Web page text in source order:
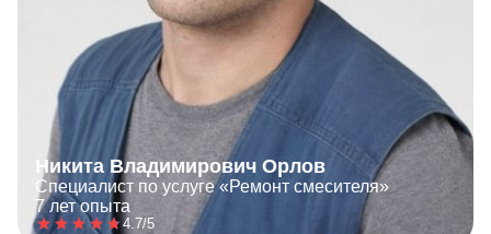
Никита Владимирович Орлов
Специалист по услуге «Ремонт смесителя»
7 лет опыта
4.7/5